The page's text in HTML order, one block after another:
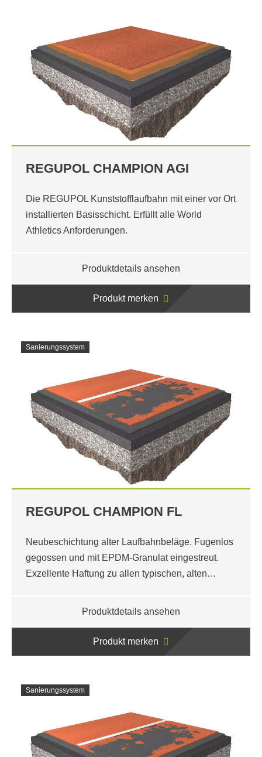
REGUPOL CHAMPION AGI
Die REGUPOL Kunststofflaufbahn mit einer vor Ort
installierten Basisschicht. Erfüllt alle World
Athletics Anforderungen.
Produktdetails ansehen
Produkt merken
Sanierungssystem
REGUPOL CHAMPION FL
Neubeschichtung alter Laufbahnbeläge. Fugenlos
gegossen und mit EPDM-Granulat eingestreut.
Exzellente Haftung zu allen typischen, alten…
Produktdetails ansehen
Produkt merken
Sanierungssystem